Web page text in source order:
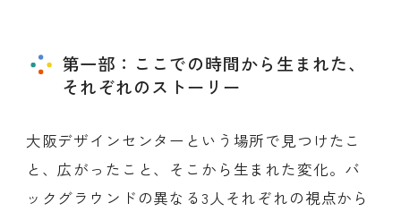
第一部：ここでの時間から生まれた、
それぞれのストーリー
大阪デザインセンターという場所で見つけたこ
と、広がったこと、そこから生まれた変化。バ
ックグラウンドの異なる3人それぞれの視点から